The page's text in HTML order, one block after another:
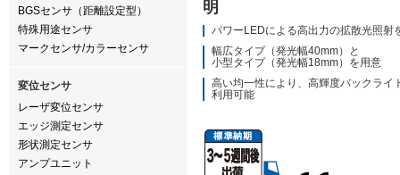
BGSセンサ（距離設定型）
特殊用途センサ
マークセンサ/カラーセンサ
変位センサ
レーザ変位センサ
エッジ測定センサ
形状測定センサ
アンプユニット
明
パワーLEDによる高出力の拡散光照射
幅広タイプ（発光幅40mm）と
小型タイプ（発光幅18mm）を用意
高い均一性により、高輝度バックライ
利用可能